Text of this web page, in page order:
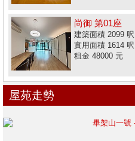
尚御 第01座
建築面積 2099 呎
實用面積 1614 呎
租金 48000 元
屋苑走勢